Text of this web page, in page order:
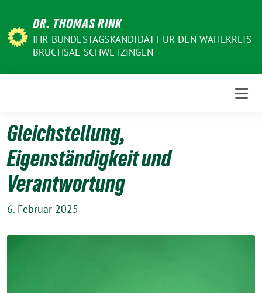
Inhalt
DR. THOMAS RINK
IHR BUNDESTAGSKANDIDAT FÜR DEN WAHLKREIS
BRUCHSAL-SCHWETZINGEN
Gleichstellung,
Eigenständigkeit und
Verantwortung
6. Februar 2025